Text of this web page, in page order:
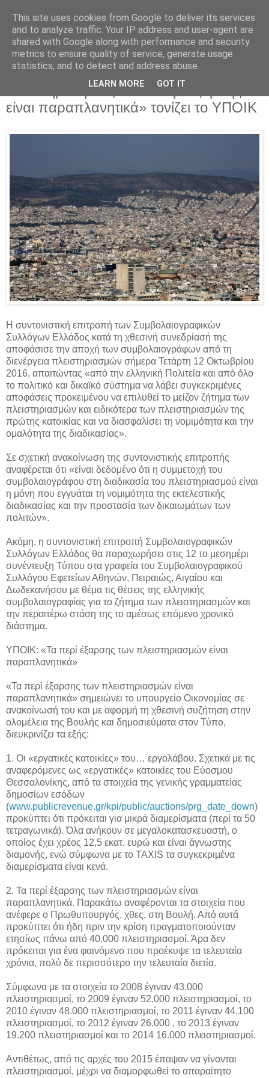
Parakato.gr
Αποχή συμβολαιογράφων από τους
πλειστηριασμούς - «Τα περί έξαρσης
είναι παραπλανητικά» τονίζει το ΥΠΟΙΚ
Η συντονιστική επιτροπή των Συμβολαιογραφικών
Συλλόγων Ελλάδος κατά τη χθεσινή συνεδρίασή της
αποφάσισε την αποχή των συμβολαιογράφων από τη
διενέργεια πλειστηριασμών σήμερα Τετάρτη 12 Οκτωβρίου
2016, απαιτώντας «από την ελληνική Πολιτεία και από όλο
το πολιτικό και δικαϊκό σύστημα να λάβει συγκεκριμένες
αποφάσεις προκειμένου να επιλυθεί το μείζον ζήτημα των
πλειστηριασμών και ειδικότερα των πλειστηριασμών της
πρώτης κατοικίας και να διασφαλίσει τη νομιμότητα και την
ομαλότητα της διαδικασίας».
Σε σχετική ανακοίνωση της συντονιστικής επιτροπής
αναφέρεται ότι «είναι δεδομένο ότι η συμμετοχή του
συμβολαιογράφου στη διαδικασία του πλειστηριασμού είναι
η μόνη που εγγυάται τη νομιμότητα της εκτελεστικής
διαδικασίας και την προστασία των δικαιωμάτων των
πολιτών».
Ακόμη, η συντονιστική επιτροπή Συμβολαιογραφικών
Συλλόγων Ελλάδος θα παραχωρήσει στις 12 το μεσημέρι
συνέντευξη Τύπου στα γραφεία του Συμβολαιογραφικού
Συλλόγου Εφετείων Αθηνών, Πειραιώς, Αιγαίου και
Δωδεκανήσου με θέμα τις θέσεις της ελληνικής
συμβολαιογραφίας για το ζήτημα των πλειστηριασμών και
την περαιτέρω στάση της το αμέσως επόμενο χρονικό
διάστημα.
ΥΠΟΙΚ: «Τα περί έξαρσης των πλειστηριασμών είναι
παραπλανητικά»
«Τα περί έξαρσης των πλειστηριασμών είναι
παραπλανητικά» σημειώνει το υπουργείο Οικονομίας σε
ανακοίνωσή του και με αφορμή τη χθεσινή συζήτηση στην
ολομέλεια της Βουλής και δημοσιεύματα στον Τύπο,
διευκρινίζει τα εξής:
1. Οι «εργατικές κατοικίες» του… εργολάβου. Σχετικά με τις
αναφερόμενες ως «εργατικές» κατοικίες του Εύοσμου
Θεσσαλονίκης, από τα στοιχεία της γενικής γραμματείας
δημοσίων εσόδων
(www.publicrevenue.gr/kpi/public/auctions/prg_date_down)
προκύπτει ότι πρόκειται για μικρά διαμερίσματα (περί τα 50
τετραγωνικά). Όλα ανήκουν σε μεγαλοκατασκευαστή, ο
οποίος έχει χρέος 12,5 εκατ. ευρώ και είναι άγνωστης
διαμονής, ενώ σύμφωνα με το TAXIS τα συγκεκριμένα
διαμερίσματα είναι κενά.
2. Τα περί έξαρσης των πλειστηριασμών είναι
παραπλανητικά. Παρακάτω αναφέρονται τα στοιχεία που
ανέφερε ο Πρωθυπουργός, χθες, στη Βουλή. Από αυτά
προκύπτει ότι ήδη πριν την κρίση πραγματοποιούνταν
ετησίως πάνω από 40.000 πλειστηριασμοί. Άρα δεν
πρόκειται για ένα φαινόμενο που προέκυψε τα τελευταία
χρόνια, πολύ δε περισσότερο την τελευταία διετία.
Σύμφωνα με τα στοιχεία το 2008 έγιναν 43.000
πλειστηριασμοί, το 2009 έγιναν 52.000 πλειστηριασμοί, το
2010 έγιναν 48.000 πλειστηριασμοί, το 2011 έγιναν 44.100
πλειστηριασμοί, το 2012 έγιναν 26.000 , το 2013 έγιναν
19.200 πλειστηριασμοί και το 2014 16.000 πλειστηριασμοί.
Αντιθέτως, από τις αρχές του 2015 έπαψαν να γίνονται
πλειστηριασμοί, μέχρι να διαμορφωθεί το απαραίτητο
This site uses cookies from Google to deliver its services
and to analyze traffic. Your IP address and user-agent are
shared with Google along with performance and security
metrics to ensure quality of service, generate usage
statistics, and to detect and address abuse.
LEARN MORE GOT IT